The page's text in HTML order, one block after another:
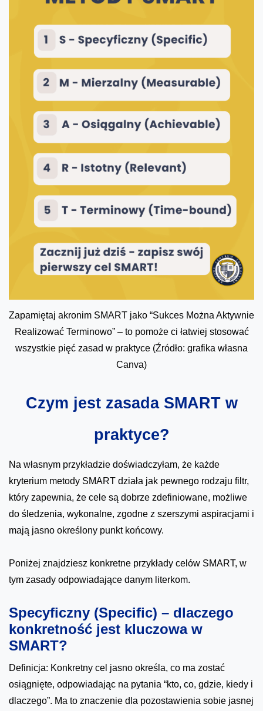
Zapamiętaj akronim SMART jako “Sukces Można Aktywnie
Realizować Terminowo” – to pomoże ci łatwiej stosować
wszystkie pięć zasad w praktyce (Źródło: grafika własna
Canva)
Czym jest zasada SMART w
praktyce?
Na własnym przykładzie doświadczyłam, że każde
kryterium metody SMART działa jak pewnego rodzaju filtr,
który zapewnia, że cele są dobrze zdefiniowane, możliwe
do śledzenia, wykonalne, zgodne z szerszymi aspiracjami i
mają jasno określony punkt końcowy.
Poniżej znajdziesz konkretne przykłady celów SMART, w
tym zasady odpowiadające danym literkom.
Specyficzny (Specific) – dlaczego
konkretność jest kluczowa w
SMART?
Definicja: Konkretny cel jasno określa, co ma zostać
osiągnięte, odpowiadając na pytania “kto, co, gdzie, kiedy i
dlaczego”. Ma to znaczenie dla pozostawienia sobie jasnej